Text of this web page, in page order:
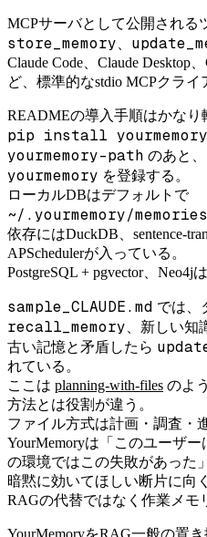
MCPサーバとして公開される
store_memory
Claude Code、Claude Desktop
ど、標準的なstdio MCPクライ
READMEの導入手順はかなり
pip install yourmemory
yourmemory-path のあと
yourmemory を登録する。
ローカルDBはデフォルトで
~/.yourmemory/
依存にはDuckDB、sentence-
APSchedulerが入っている。
PostgreSQL + pgvector、Neo4j
sample_CLAUDE.md では、
recall_memory 、新しい知
古い記憶と矛盾したら
れている。
ここは planning-with-files のよ
方法とは役割が違う。
ファイル方式は計画・調査・
YourMemoryは「このユーザ
の環境ではこの失敗があった
暗黙に効いてほしい断片に向く
RAGの代替ではなく作業メモ
YourMemoryをRAG一般の置